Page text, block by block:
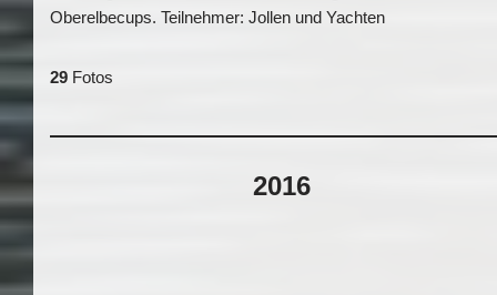
Oberelbecups. Teilnehmer: Jollen und Yachten
29 Fotos
2016